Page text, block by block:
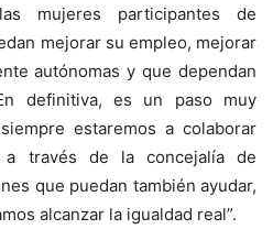
mujeres participantes de
mejorar su empleo, mejorar
autónomas y que dependan
definitiva, es un paso muy
estaremos a colaborar
a través de la concejalía de
que puedan también ayudar,
alcanzar la igualdad real”.